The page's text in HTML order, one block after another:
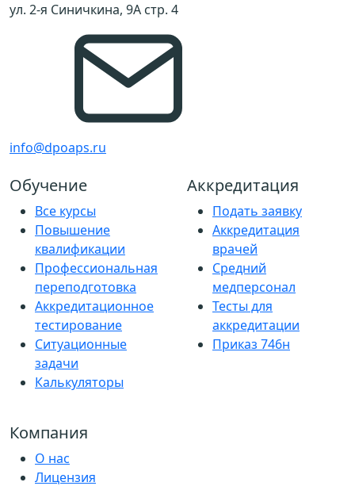
ул. 2-я Синичкина, 9А стр. 4
info@dpoaps.ru
Обучение
Все курсы
Повышение
квалификации
Профессиональная
переподготовка
Аккредитационное
тестирование
Ситуационные
задачи
Калькуляторы
Аккредитация
Подать заявку
Аккредитация
врачей
Средний
медперсонал
Тесты для
аккредитации
Приказ 746н
Компания
О нас
Лицензия